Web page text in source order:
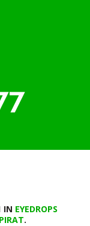
IN EYEDROPS
.